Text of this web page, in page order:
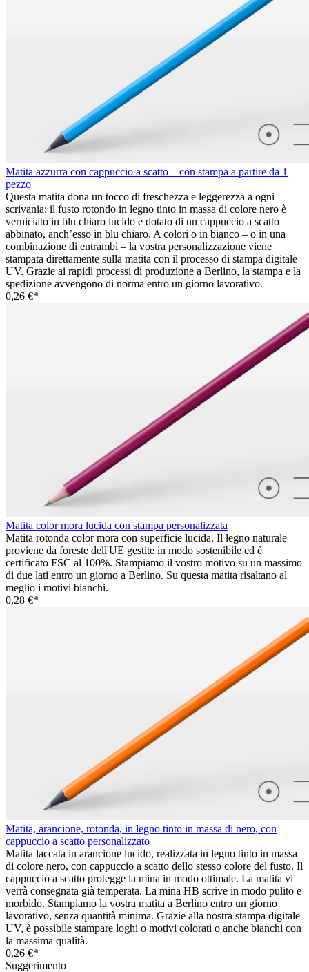
Matita azzurra con cappuccio a scatto – con stampa a partire da 1
pezzo
Questa matita dona un tocco di freschezza e leggerezza a ogni
scrivania: il fusto rotondo in legno tinto in massa di colore nero è
verniciato in blu chiaro lucido e dotato di un cappuccio a scatto
abbinato, anch’esso in blu chiaro. A colori o in bianco – o in una
combinazione di entrambi – la vostra personalizzazione viene
stampata direttamente sulla matita con il processo di stampa digitale
UV. Grazie ai rapidi processi di produzione a Berlino, la stampa e la
spedizione avvengono di norma entro un giorno lavorativo.
0,26 €*
Matita color mora lucida con stampa personalizzata
Matita rotonda color mora con superficie lucida. Il legno naturale
proviene da foreste dell'UE gestite in modo sostenibile ed è
certificato FSC al 100%. Stampiamo il vostro motivo su un massimo
di due lati entro un giorno a Berlino. Su questa matita risaltano al
meglio i motivi bianchi.
0,28 €*
Matita, arancione, rotonda, in legno tinto in massa di nero, con
cappuccio a scatto personalizzato
Matita laccata in arancione lucido, realizzata in legno tinto in massa
di colore nero, con cappuccio a scatto dello stesso colore del fusto. Il
cappuccio a scatto protegge la mina in modo ottimale. La matita vi
verrà consegnata già temperata. La mina HB scrive in modo pulito e
morbido. Stampiamo la vostra matita a Berlino entro un giorno
lavorativo, senza quantità minima. Grazie alla nostra stampa digitale
UV, è possibile stampare loghi o motivi colorati o anche bianchi con
la massima qualità.
0,26 €*
Suggerimento